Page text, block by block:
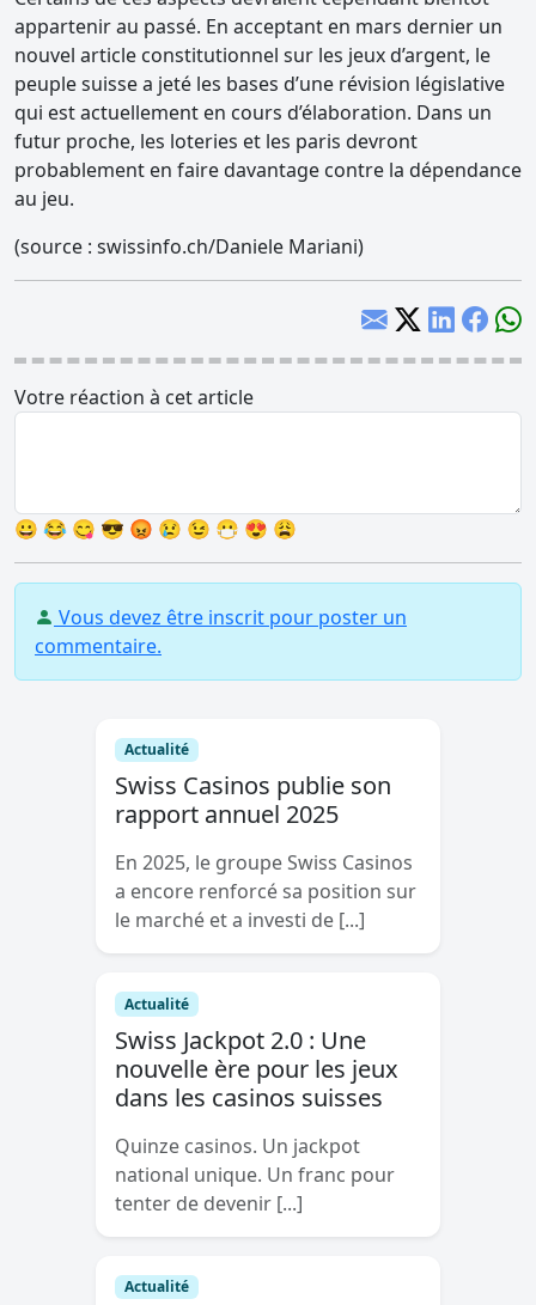
appartenir au passé. En acceptant en mars dernier un
nouvel article constitutionnel sur les jeux d’argent, le
peuple suisse a jeté les bases d’une révision législative
qui est actuellement en cours d’élaboration. Dans un
futur proche, les loteries et les paris devront
probablement en faire davantage contre la dépendance
au jeu.
(source : swissinfo.ch/Daniele Mariani)
Votre réaction à cet article
😀 😂 😋 😎 😡 😢 😉 😷 😍 😩
Vous devez être inscrit pour poster un
commentaire.
Actualité
Swiss Casinos publie son
rapport annuel 2025
En 2025, le groupe Swiss Casinos
a encore renforcé sa position sur
le marché et a investi de [...]
Actualité
Swiss Jackpot 2.0 : Une
nouvelle ère pour les jeux
dans les casinos suisses
Quinze casinos. Un jackpot
national unique. Un franc pour
tenter de devenir [...]
Actualité